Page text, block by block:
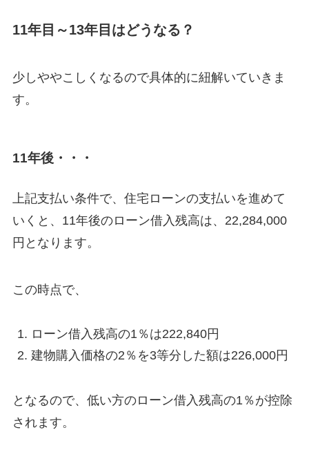
11年目～13年目はどうなる？
少しややこしくなるので具体的に紐解いていきま
す。
11年後・・・
上記支払い条件で、住宅ローンの支払いを進めて
いくと、11年後のローン借入残高は、22,284,000
円となります。
この時点で、
ローン借入残高の1％は222,840円
建物購入価格の2％を3等分した額は226,000円
となるので、低い方のローン借入残高の1％が控除
されます。